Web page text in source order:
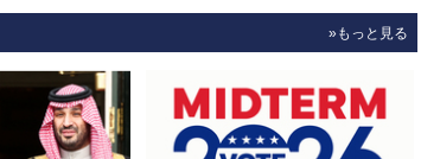
»もっと見る